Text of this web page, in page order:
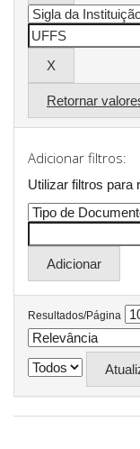
Retornar
Adicionar filtros:
Utilizar filtros para
Resultados/Página